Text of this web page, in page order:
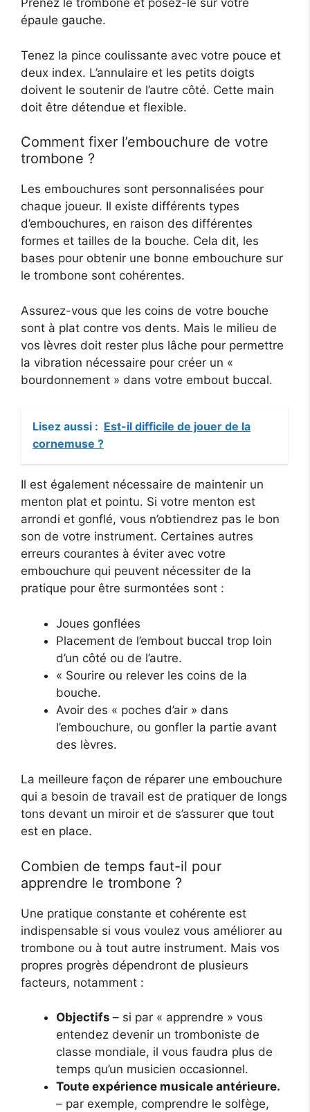
Prenez le trombone et posez-le sur votre
épaule gauche.
Tenez la pince coulissante avec votre pouce et
deux index. L’annulaire et les petits doigts
doivent le soutenir de l’autre côté. Cette main
doit être détendue et flexible.
Comment fixer l’embouchure de votre
trombone ?
Les embouchures sont personnalisées pour
chaque joueur. Il existe différents types
d’embouchures, en raison des différentes
formes et tailles de la bouche. Cela dit, les
bases pour obtenir une bonne embouchure sur
le trombone sont cohérentes.
Assurez-vous que les coins de votre bouche
sont à plat contre vos dents. Mais le milieu de
vos lèvres doit rester plus lâche pour permettre
la vibration nécessaire pour créer un «
bourdonnement » dans votre embout buccal.
Lisez aussi : Est-il difficile de jouer de la
cornemuse ?
Il est également nécessaire de maintenir un
menton plat et pointu. Si votre menton est
arrondi et gonflé, vous n’obtiendrez pas le bon
son de votre instrument. Certaines autres
erreurs courantes à éviter avec votre
embouchure qui peuvent nécessiter de la
pratique pour être surmontées sont :
Joues gonflées
Placement de l’embout buccal trop loin
d’un côté ou de l’autre.
« Sourire ou relever les coins de la
bouche.
Avoir des « poches d’air » dans
l’embouchure, ou gonfler la partie avant
des lèvres.
La meilleure façon de réparer une embouchure
qui a besoin de travail est de pratiquer de longs
tons devant un miroir et de s’assurer que tout
est en place.
Combien de temps faut-il pour
apprendre le trombone ?
Une pratique constante et cohérente est
indispensable si vous voulez vous améliorer au
trombone ou à tout autre instrument. Mais vos
propres progrès dépendront de plusieurs
facteurs, notamment :
Objectifs – si par « apprendre » vous
entendez devenir un tromboniste de
classe mondiale, il vous faudra plus de
temps qu’un musicien occasionnel.
Toute expérience musicale antérieure.
– par exemple, comprendre le solfège,